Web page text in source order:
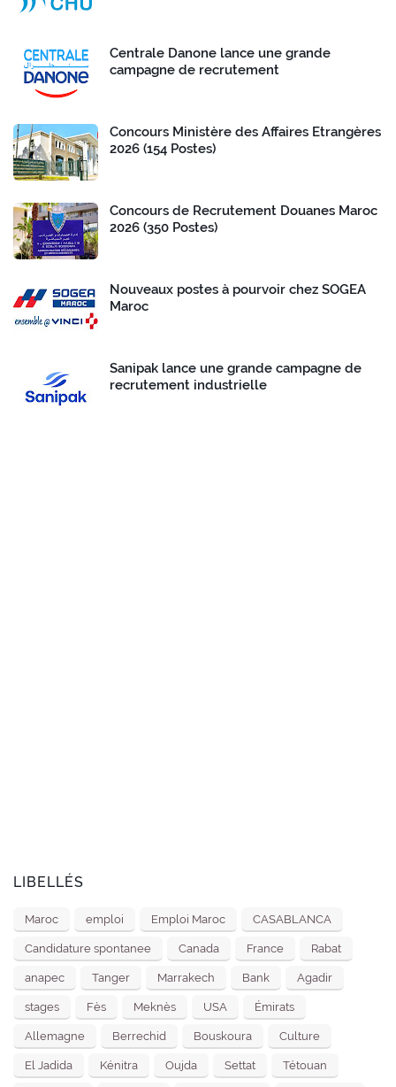
Centrale Danone lance une grande
campagne de recrutement
Concours Ministère des Affaires Etrangères
2026 (154 Postes)
Concours de Recrutement Douanes Maroc
2026 (350 Postes)
Nouveaux postes à pourvoir chez SOGEA
Maroc
Sanipak lance une grande campagne de
recrutement industrielle
LIBELLÉS
Maroc emploi Emploi Maroc CASABLANCA
Candidature spontanee Canada France Rabat
anapec Tanger Marrakech Bank Agadir
stages Fès Meknès USA Émirats
Allemagne Berrechid Bouskoura Culture
El Jadida Kénitra Oujda Settat Tétouan